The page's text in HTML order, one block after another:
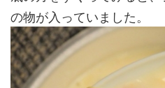
の物が入っていました。